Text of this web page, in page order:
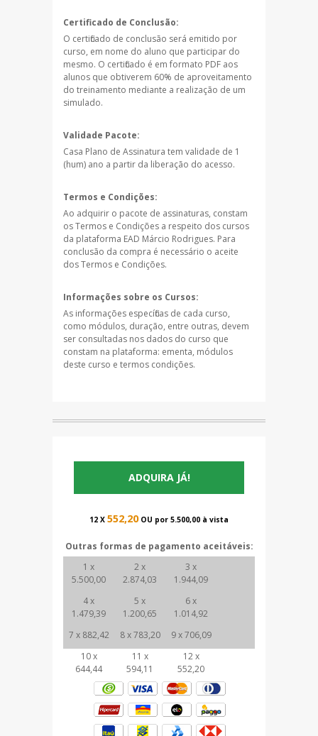
Certificado de Conclusão:
O certificado de conclusão será emitido por
curso, em nome do aluno que participar do
mesmo. O certificado é em formato PDF aos
alunos que obtiverem 60% de aproveitamento
do treinamento mediante a realização de um
simulado.
Validade Pacote:
Casa Plano de Assinatura tem validade de 1
(hum) ano a partir da liberação do acesso.
Termos e Condições:
Ao adquirir o pacote de assinaturas, constam
os Termos e Condições a respeito dos cursos
da plataforma EAD Márcio Rodrigues. Para
conclusão da compra é necessário o aceite
dos Termos e Condições.
Informações sobre os Cursos:
As informações específicas de cada curso,
como módulos, duração, entre outras, devem
ser consultadas nos dados do curso que
constam na plataforma: ementa, módulos
deste curso e termos condições.
ADQUIRA JÁ!
12 X 552,20 OU por 5.500,00 à vista
Outras formas de pagamento aceitáveis:
1 x
5.500,00
2 x
2.874,03
3 x
1.944,09
4 x
1.479,39
5 x
1.200,65
6 x
1.014,92
7 x 882,42
8 x 783,20
9 x 706,09
10 x
644,44
11 x
594,11
12 x
552,20